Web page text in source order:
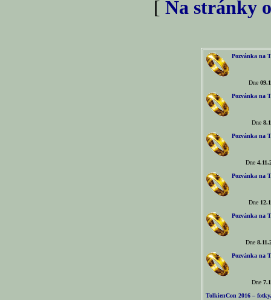
[ Na stránky
Pozvánka na
Dne
Pozvánka na
Dne
Pozvánka na
Dne
Pozvánka na
Dne
Pozvánka na
Dne
Pozvánka na
Dne
TolkienCon 2016 –